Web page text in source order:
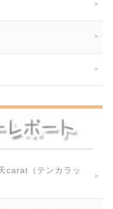
carat（テンカラッ